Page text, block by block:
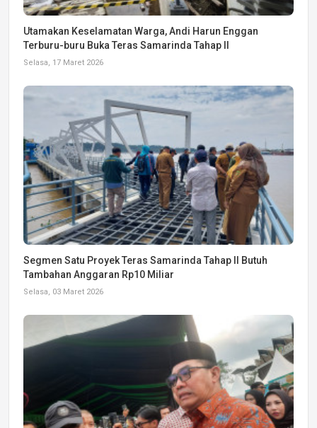
Utamakan Keselamatan Warga, Andi Harun Enggan
Terburu-buru Buka Teras Samarinda Tahap II
Selasa, 17 Maret 2026
Segmen Satu Proyek Teras Samarinda Tahap II Butuh
Tambahan Anggaran Rp10 Miliar
Selasa, 03 Maret 2026